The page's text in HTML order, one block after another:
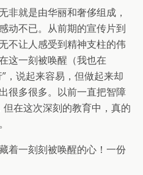
非就是由华丽和奢侈组成，
动不已。从前期的宣传片到
不让人感受到精神支柱的伟
这一刻被唤醒（我也在
，说起来容易，但做起来却
很多很多。以前一直把智障
但在这次深刻的教育中，真的
着一刻刻被唤醒的心！一份